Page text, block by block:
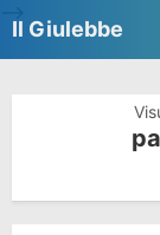
Il Giulebbe